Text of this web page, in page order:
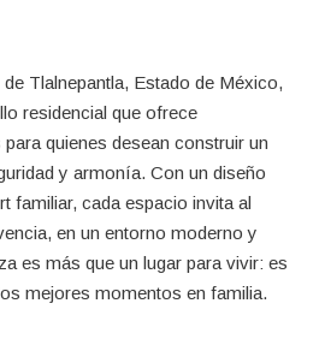
Tlalnepantla, Estado de México,
residencial que ofrece
quienes desean construir un
y armonía. Con un diseño
familiar, cada espacio invita al
en un entorno moderno y
es más que un lugar para vivir: es
mejores momentos en familia.